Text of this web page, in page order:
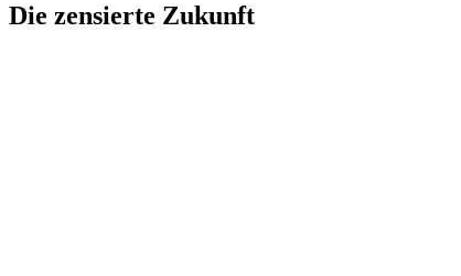
Die zensierte Zukunft